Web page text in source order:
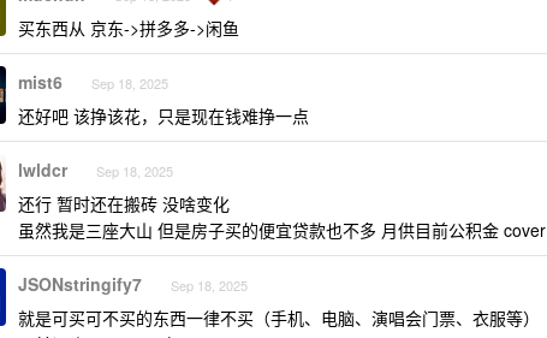
买东西从 京东->拼多多->闲鱼
mist6 Sep 18, 2025
还好吧 该挣该花，只是现在钱难挣一点
lwldcr Sep 18, 2025
还行 暂时还在搬砖 没啥变化
虽然我是三座大山 但是房子买的便宜贷款也不多 月供目前公积金 cover
JSONstringify7 Sep 18, 2025
就是可买可不买的东西一律不买（手机、电脑、演唱会门票、衣服等）